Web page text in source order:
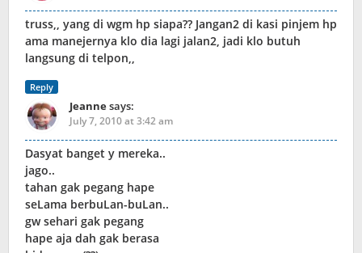
truss,, yang di wgm hp siapa?? Jangan2 di kasi pinjem hp
ama manejernya klo dia lagi jalan2, jadi klo butuh
langsung di telpon,,
Reply
Jeannesays:
July 7, 2010 at 3:42 am
Dasyat banget y mereka..
jago..
tahan gak pegang hape
seLama berbuLan-buLan..
gw sehari gak pegang
hape aja dah gak berasa